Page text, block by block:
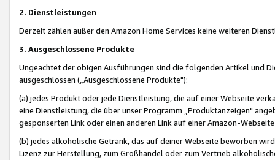
2. Dienstleistungen
Derzeit zählen außer den Amazon Home Services keine weiteren
3. Ausgeschlossene Produkte
Ungeachtet der obigen Ausführungen sind die folgenden Artikel und
ausgeschlossen („Ausgeschlossene Produkte"):
(a) jedes Produkt oder jede Dienstleistung, die auf einer Webseite
eine Dienstleistung, die über unser Programm „Produktanzeigen"
gesponserten Link oder einen anderen Link auf einer Amazon-
(b) jedes alkoholische Getränk, das auf deiner Webseite beworben
Lizenz zur Herstellung, zum Großhandel oder zum Vertrieb